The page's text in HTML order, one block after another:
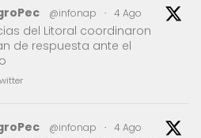
@infonap · 4 Ago
del Litoral coordinaron
de respuesta ante el
@infonap · 4 Ago